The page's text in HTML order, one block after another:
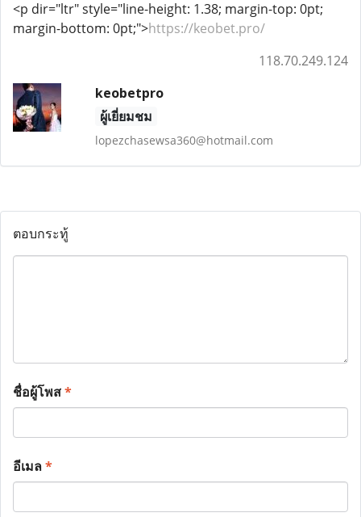
<p dir="ltr" style="line-height: 1.38; margin-top: 0pt;
margin-bottom: 0pt;">https://keobet.pro/
118.70.249.124
keobetpro
ผู้เยี่ยมชม
lopezchasewsa360@hotmail.com
ตอบกระทู้
ชื่อผู้โพส*
อีเมล*